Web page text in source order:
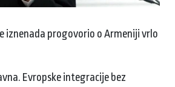
iznenada progovorio o Armeniji vrlo
Evropske integracije bez